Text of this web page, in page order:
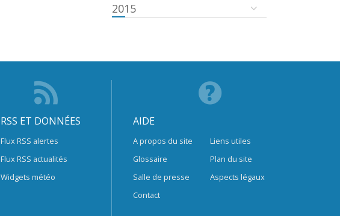
2015
RSS ET DONNÉES
Flux RSS alertes
Flux RSS actualités
Widgets météo
AIDE
A propos du site
Glossaire
Salle de presse
Contact
Liens utiles
Plan du site
Aspects légaux